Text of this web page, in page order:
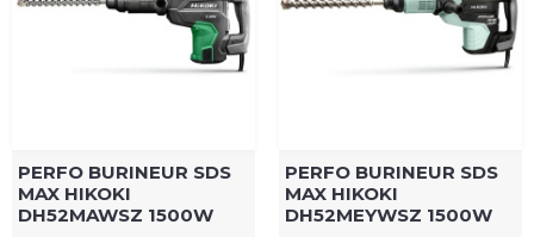
PERFO BURINEUR SDS
MAX HIKOKI
DH52MAWSZ 1500W
PERFO BURINEUR SDS
MAX HIKOKI
DH52MEYWSZ 1500W